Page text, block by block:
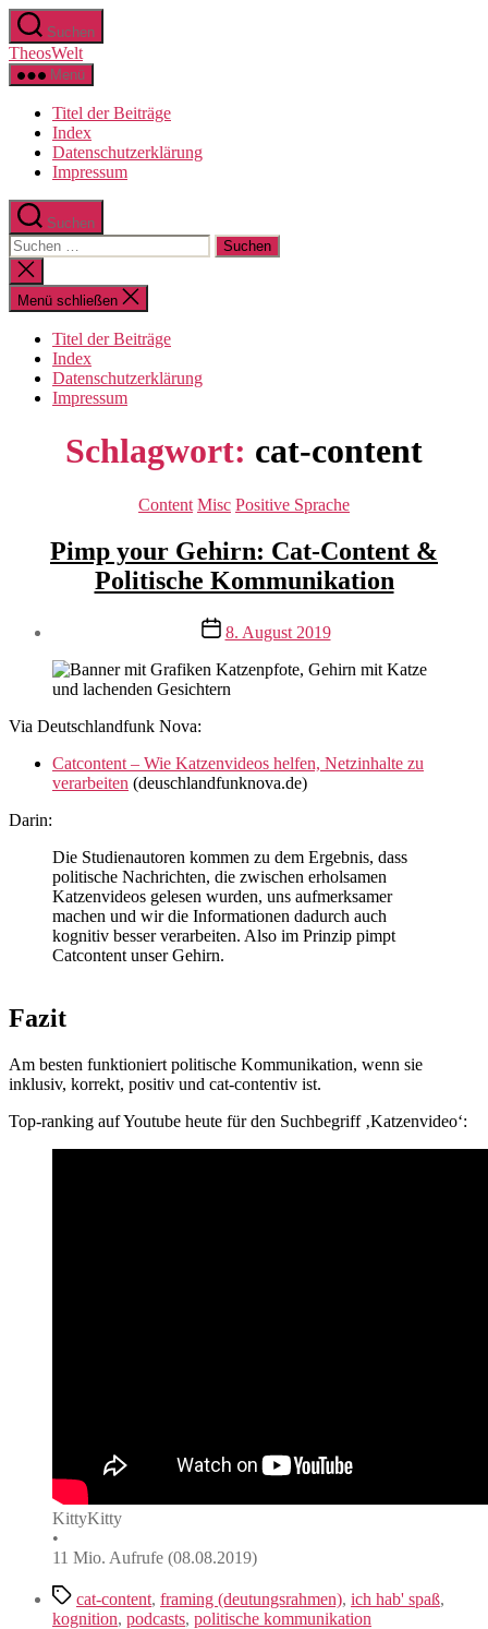
Zum
Inhalt
springen
Suchen
TheosWelt
Menü
Titel der Beiträge
Index
Datenschutzerklärung
Impressum
Suchen
Suchen
nach:
Suche
schließen
Menü schließen
Titel der Beiträge
Index
Datenschutzerklärung
Impressum
Schlagwort: cat-content
Kategorien
Content Misc Positive Sprache
Pimp your Gehirn: Cat-Content &
Politische Kommunikation
Veröffentlichungsdatum
8. August 2019
Via Deutschlandfunk Nova:
Catcontent – Wie Katzenvideos helfen, Netzinhalte zu
verarbeiten (deuschlandfunknova.de)
Darin:
Die Studienautoren kommen zu dem Ergebnis, dass
politische Nachrichten, die zwischen erholsamen
Katzenvideos gelesen wurden, uns aufmerksamer
machen und wir die Informationen dadurch auch
kognitiv besser verarbeiten. Also im Prinzip pimpt
Catcontent unser Gehirn.
Fazit
Am besten funktioniert politische Kommunikation, wenn sie
inklusiv, korrekt, positiv und cat-contentiv ist.
Top-ranking auf Youtube heute für den Suchbegriff ‚Katzenvideo‘:
KittyKitty
•
11 Mio. Aufrufe (08.08.2019)
Schlagwörter
cat-content, framing (deutungsrahmen), ich hab' spaß,
kognition, podcasts, politische kommunikation